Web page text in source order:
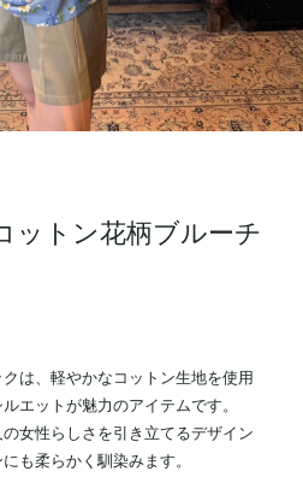
ットン花柄ブルーチ
は、軽やかなコットン生地を使用
エットが魅力のアイテムです。
女性らしさを引き立てるデザイン
も柔らかく馴染みます。